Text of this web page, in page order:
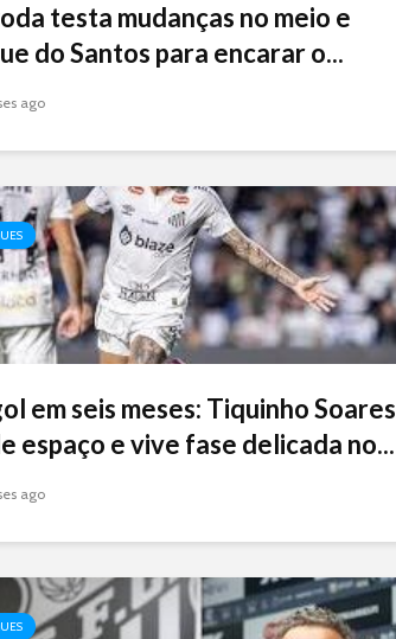
testa mudanças no meio e
do Santos para encarar o...
ago
em seis meses: Tiquinho Soares
espaço e vive fase delicada no...
ago